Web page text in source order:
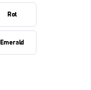
Rot
Emerald